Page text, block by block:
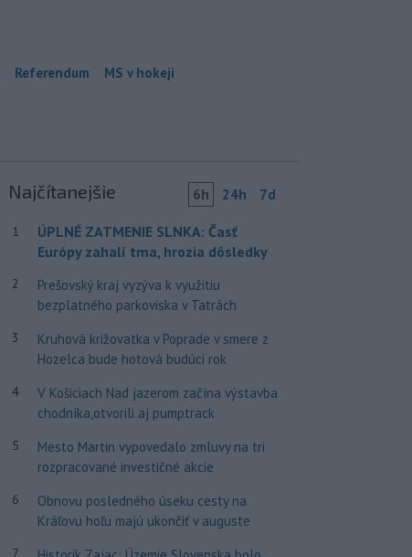
Referendum MS v hokeji
Najčítanejšie 6h 24h 7d
1
ÚPLNÉ ZATMENIE SLNKA: Časť
Európy zahalí tma, hrozia dôsledky
2
Prešovský kraj vyzýva k využitiu
bezplatného parkoviska v Tatrách
3
Kruhová križovatka v Poprade v smere z
Hozelca bude hotová budúci rok
4
V Košiciach Nad jazerom začína výstavba
chodníka,otvorili aj pumptrack
5
Mesto Martin vypovedalo zmluvy na tri
rozpracované investičné akcie
6
Obnovu posledného úseku cesty na
Kráľovu hoľu majú ukončiť v auguste
7